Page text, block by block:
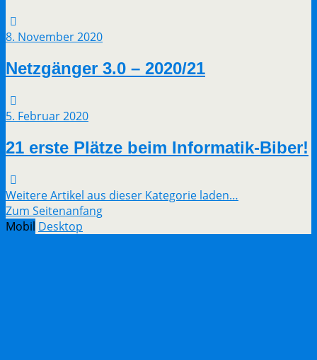
8. November 2020
Netzgänger 3.0 – 2020/21
5. Februar 2020
21 erste Plätze beim Informatik-Biber!
Weitere Artikel aus dieser Kategorie laden…
Zum Seitenanfang
Mobil Desktop